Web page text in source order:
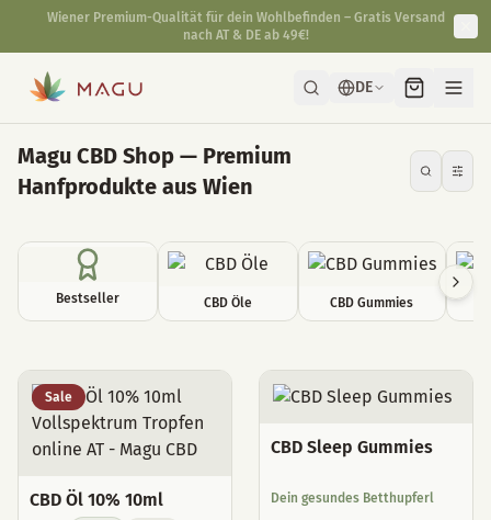
DE
Magu CBD Shop — Premium
Hanfprodukte aus Wien
Bestseller CBD Öle CBD Gummies
Alle Produkte
Sale
CBD Öl 10% 10ml
CBD Sleep Gummies
Dein gesundes Betthupferl
Schnelle & diskrete Lieferung direkt aus unserer Manufaktur in
Wien.